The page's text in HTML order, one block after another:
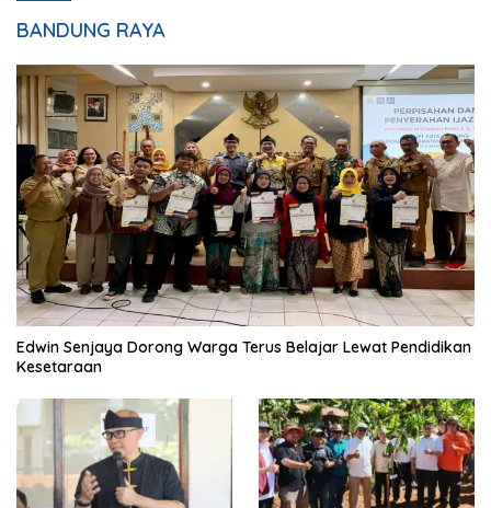
BANDUNG RAYA
Edwin Senjaya Dorong Warga Terus Belajar Lewat Pendidikan
Kesetaraan